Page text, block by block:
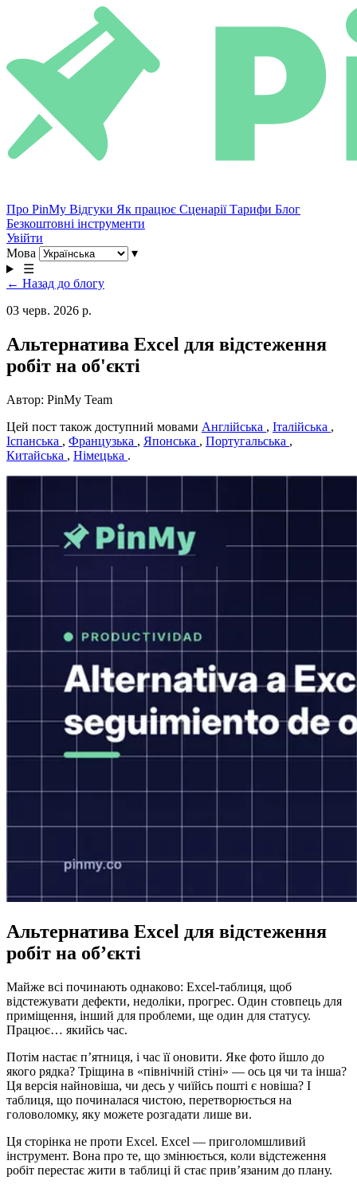
Про PinMy Відгуки Як працює СценаріїТарифи Блог
Безкоштовні інструменти
Увійти
Мова
▾
☰
← Назад до блогу
03 черв. 2026 р.
Альтернатива Excel для відстеження
робіт на об'єкті
Автор: PinMy Team
Цей пост також доступний мовами Англійська , Італійська ,
Іспанська , Французька , Японська , Португальська ,
Китайська , Німецька .
Альтернатива Excel для відстеження
робіт на об’єкті
Майже всі починають однаково: Excel-таблиця, щоб
відстежувати дефекти, недоліки, прогрес. Один стовпець для
приміщення, інший для проблеми, ще один для статусу.
Працює… якийсь час.
Потім настає п’ятниця, і час її оновити. Яке фото йшло до
якого рядка? Тріщина в «північній стіні» — ось ця чи та інша?
Ця версія найновіша, чи десь у чиїйсь пошті є новіша? І
таблиця, що починалася чистою, перетворюється на
головоломку, яку можете розгадати лише ви.
Ця сторінка не проти Excel. Excel — приголомшливий
інструмент. Вона про те, що змінюється, коли відстеження
робіт перестає жити в таблиці й стає прив’язаним до плану.